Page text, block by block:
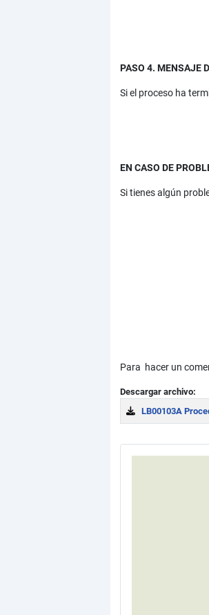
PASO 4. MENSAJE
Si el proceso ha
EN CASO DE
Si tienes algún
Para hacer un
Descargar archivo:
LB00103A